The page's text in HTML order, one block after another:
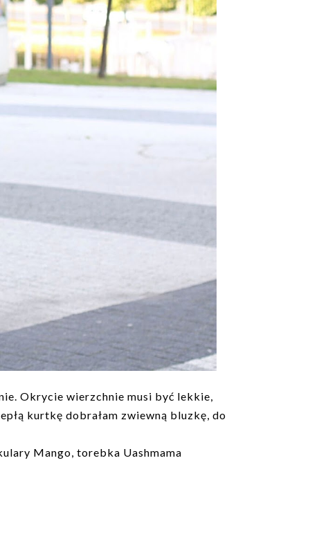
Okrycie wierzchnie musi być lekkie,
kurtkę dobrałam zwiewną bluzkę, do
Mango, torebka Uashmama